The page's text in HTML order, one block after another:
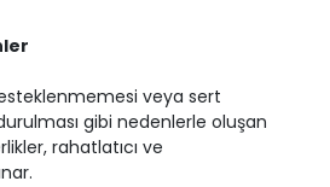
veya sert
gibi nedenlerle oluşan
rahatlatıcı ve